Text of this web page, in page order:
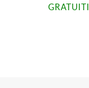
GRATUITI